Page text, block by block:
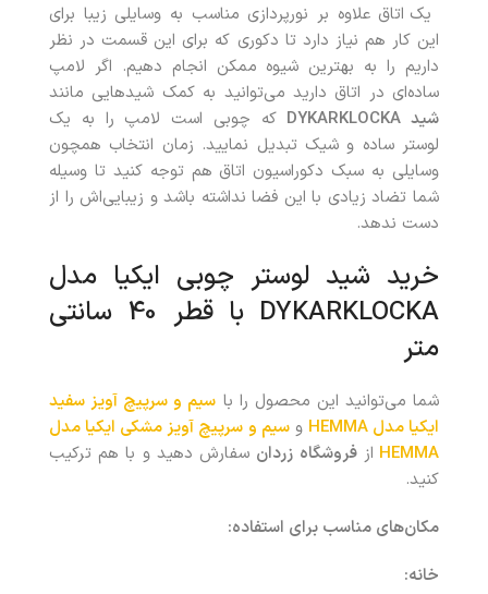
یک اتاق علاوه بر نورپردازی مناسب به وسایلی زیبا برای
این کار هم نیاز دارد تا دکوری که برای این قسمت در نظر
داریم را به بهترین شیوه ممکن انجام دهیم. اگر لامپ
ساده‌ای در اتاق دارید می‌توانید به کمک شیدهایی مانند
شید DYKARKLOCKA که چوبی است لامپ را به یک
لوستر ساده و شیک تبدیل نمایید. زمان انتخاب همچون
وسایلی به سبک دکوراسیون اتاق هم توجه کنید تا وسیله
شما تضاد زیادی با این فضا نداشته باشد و زیبایی‌اش را از
دست ندهد.
خرید شید لوستر چوبی ایکیا مدل
DYKARKLOCKA با قطر 40 سانتی
متر
شما می‌توانید این محصول را با سیم و سرپیچ آویز سفید
ایکیا مدل HEMMA
وسیم و سرپیچ آویز مشکی ایکیا مدل
HEMMA ازفروشگاه زردان سفارش دهید و با هم ترکیب
کنید.
مکان‌های مناسب برای استفاده:
خانه: